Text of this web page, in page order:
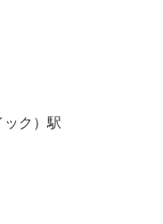
ック）駅